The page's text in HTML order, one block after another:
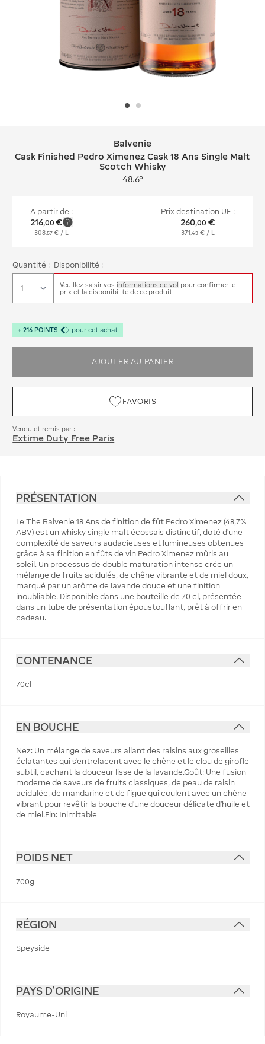
Balvenie Cask Finished Pedro
Balvenie
Cask Finished Pedro Ximenez Cask 18 Ans Single Malt
Scotch Whisky
48.6°
A partir de :
216,00 €
308,57 € / L
Prix destination UE :
260,00 €
371,43 € / L
Quantité : Disponibilité :
Veuillez saisir vos informations de vol pour confirmer le
prix et la disponibilité de ce produit
+ 216 POINTS pour cet achat
AJOUTER AU PANIER
FAVORIS
Vendu et remis par :
Extime Duty Free Paris
PRÉSENTATION
Le The Balvenie 18 Ans de finition de fût Pedro Ximenez (48,7%
ABV) est un whisky single malt écossais distinctif, doté d'une
complexité de saveurs audacieuses et lumineuses obtenues
grâce à sa finition en fûts de vin Pedro Ximenez mûris au
soleil. Un processus de double maturation intense crée un
mélange de fruits acidulés, de chêne vibrante et de miel doux,
marqué par un arôme de lavande douce et une finition
inoubliable. Disponible dans une bouteille de 70 cl, présentée
dans un tube de présentation époustouflant, prêt à offrir en
cadeau.
CONTENANCE
70cl
EN BOUCHE
Nez: Un mélange de saveurs allant des raisins aux groseilles
éclatantes qui s'entrelacent avec le chêne et le clou de girofle
subtil, cachant la douceur lisse de la lavande.Goût: Une fusion
moderne de saveurs de fruits classiques, de peau de raisin
acidulée, de mandarine et de figue qui coulent avec un chêne
vibrant pour revêtir la bouche d'une douceur délicate d'huile et
de miel.Fin: Inimitable
POIDS NET
700g
RÉGION
Speyside
PAYS D'ORIGINE
Royaume-Uni